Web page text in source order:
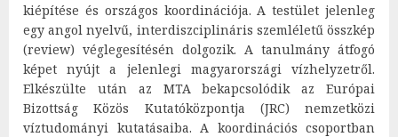
kiépítése és országos koordinációja. A testület jelenleg
egy angol nyelvű, interdiszciplináris szemléletű összkép
(review) véglegesítésén dolgozik. A tanulmány átfogó
képet nyújt a jelenlegi magyarországi vízhelyzetről.
Elkészülte után az MTA bekapcsolódik az Európai
Bizottság Közös Kutatóközpontja (JRC) nemzetközi
víztudományi kutatásaiba. A koordinációs csoportban